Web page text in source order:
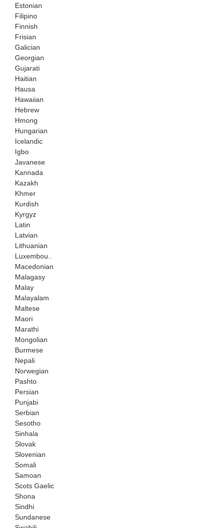
Estonian
Filipino
Finnish
Frisian
Galician
Georgian
Gujarati
Haitian
Hausa
Hawaiian
Hebrew
Hmong
Hungarian
Icelandic
Igbo
Javanese
Kannada
Kazakh
Khmer
Kurdish
Kyrgyz
Latin
Latvian
Lithuanian
Luxembou..
Macedonian
Malagasy
Malay
Malayalam
Maltese
Maori
Marathi
Mongolian
Burmese
Nepali
Norwegian
Pashto
Persian
Punjabi
Serbian
Sesotho
Sinhala
Slovak
Slovenian
Somali
Samoan
Scots Gaelic
Shona
Sindhi
Sundanese